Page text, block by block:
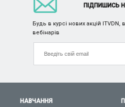
НАВЧАННЯ
ПІДПИШИСЬ
Будь в курсі нових акцій ITVDN,
вебінарів